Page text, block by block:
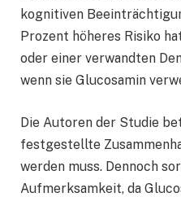
kognitiven
Prozent höheres Risiko
oder einer verwandten
wenn sie Glucosamin
Die Autoren der Studie
festgestellte
werden muss. Dennoch
Aufmerksamkeit, da